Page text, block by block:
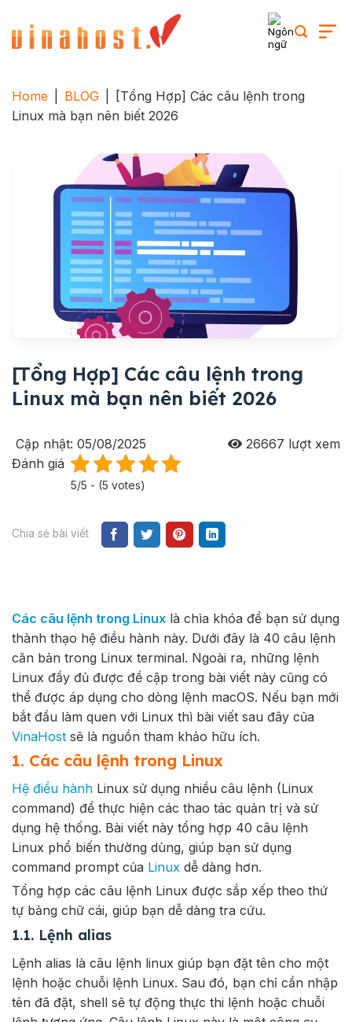
content
Home BLOG
[Tổng Hợp] Các câu lệnh trong
Linux mà bạn nên biết 2026
[Tổng Hợp] Các câu lệnh trong
Linux mà bạn nên biết 2026
Cập nhật: 05/08/2025 26667 lượt xem
Đánh giá
5/5 - (5 votes)
Chia sẻ bài viết
Các câu lệnh trong Linux là chìa khóa để bạn sử dụng
thành thạo hệ điều hành này. Dưới đây là 40 câu lệnh
căn bản trong Linux terminal. Ngoài ra, những lệnh
Linux đầy đủ được đề cập trong bài viết này cũng có
thể được áp dụng cho dòng lệnh macOS. Nếu bạn mới
bắt đầu làm quen với Linux thì bài viết sau đây của
VinaHost sẽ là nguồn tham khảo hữu ích.
1. Các câu lệnh trong Linux
Hệ điều hành Linux sử dụng nhiều câu lệnh (Linux
command) để thực hiện các thao tác quản trị và sử
dụng hệ thống. Bài viết này tổng hợp 40 câu lệnh
Linux phổ biến thường dùng, giúp bạn sử dụng
command prompt của Linux dễ dàng hơn.
Tổng hợp các câu lệnh Linux được sắp xếp theo thứ
tự bảng chữ cái, giúp bạn dễ dàng tra cứu.
1.1. Lệnh alias
Lệnh alias là câu lệnh linux giúp bạn đặt tên cho một
lệnh hoặc chuỗi lệnh Linux. Sau đó, bạn chỉ cần nhập
tên đã đặt, shell sẽ tự động thực thi lệnh hoặc chuỗi